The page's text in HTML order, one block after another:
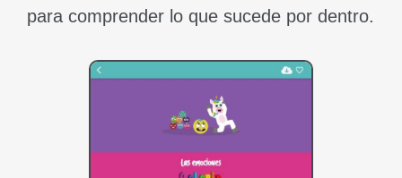
para comprender lo que sucede por dentro.